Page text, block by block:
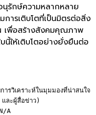
รักษ์ความหลากหลาย
การเติบโตที่เป็นมิตรต่อสิ่ง
เพื่อสร้างสังคมคุณภาพ
นี้ให้เติบโตอย่างยั่งยืนต่อ
ารวิเคราะห์ในมุมมองที่น่าสนใจ
ละผู้สื่อข่าว)
A